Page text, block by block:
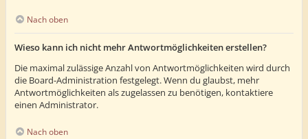
Nach oben
Wieso kann ich nicht mehr Antwortmöglichkeiten erstellen?
Die maximal zulässige Anzahl von Antwortmöglichkeiten wird durch
die Board-Administration festgelegt. Wenn du glaubst, mehr
Antwortmöglichkeiten als zugelassen zu benötigen, kontaktiere
einen Administrator.
Nach oben